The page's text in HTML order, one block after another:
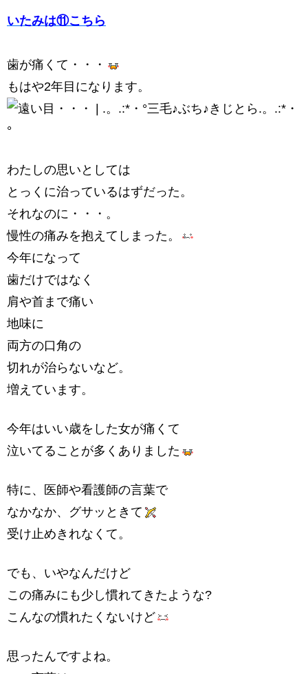
いたみは⑪こちら
歯が痛くて・・・
もはや2年目になります。
わたしの思いとしては
とっくに治っているはずだった。
それなのに・・・。
慢性の痛みを抱えてしまった。
今年になって
歯だけではなく
肩や首まで痛い
地味に
両方の口角の
切れが治らないなど。
増えています。
今年はいい歳をした女が痛くて
泣いてることが多くありました
特に、医師や看護師の言葉で
なかなか、グサッときて
受け止めきれなくて。
でも、いやなんだけど
この痛みにも少し慣れてきたような?
こんなの慣れたくないけど
思ったんですよね。